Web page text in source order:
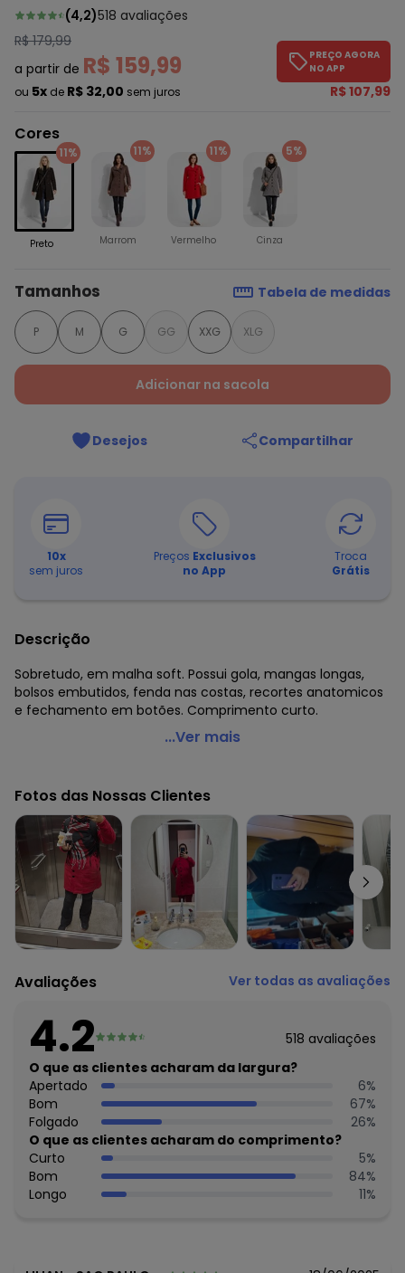
(4,2)518 avaliações
R$ 179,99
a partir de R$ 159,99
ou 5x de R$ 32,00 sem juros
PREÇO AGORA
NO APP
R$ 107,99
Cores
11%
Preto
11%
Marrom
11%
Vermelho
5%
Cinza
Tamanhos Tabela de medidas
P M G GG XXG XLG
Adicionar na sacola
Desejos Compartilhar
10x
sem juros
Preços Exclusivos
no App
Troca
Grátis
Descrição
Sobretudo, em malha soft. Possui gola, mangas longas,
bolsos embutidos, fenda nas costas, recortes anatomicos
e fechamento em botões. Comprimento curto.
Bimini - Sobretudo com Bolsos Soft Preto
Modelagem: Solto
Comprimento da manga: Longa
Modelo da manga: Ajustada
Decote frente: Gola esporte
Complemento: Bolsos embutidos; fenda(s); recorte
anatômico; recorte central nas costas
Fechamento: Botões
Tecido: Malha
Composição: Conforme imagem etiqueta
...Ver mais
Fotos das Nossas Clientes
Avaliações Ver todas as avaliações
4.2 518 avaliações
O que as clientes acharam da largura?
Apertado
6%
Bom
67%
Folgado
26%
O que as clientes acharam do comprimento?
Curto
5%
Bom
84%
Longo
11%